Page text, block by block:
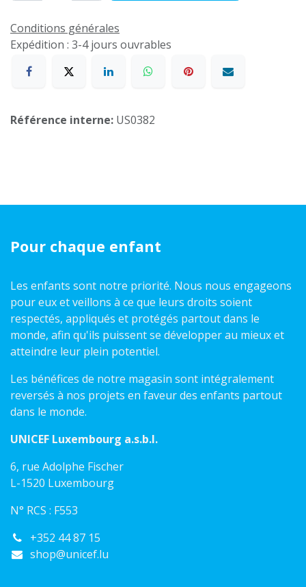
Conditions générales
Expédition : 3-4 jours ouvrables
Référence interne: US0382
Pour chaque enfant
Les enfants sont notre priorité. Nous nous engageons
pour eux et veillons à ce que leurs droits soient
respectés, appliqués et protégés partout dans le
monde, afin qu'ils puissent se développer au mieux et
atteindre leur plein potentiel.
Les bénéfices de notre magasin sont intégralement
reversés à nos projets en faveur des enfants partout
dans le monde.
UNICEF Luxembourg a.s.b.l.
6, rue Adolphe Fischer
L-1520 Luxembourg
N° RCS : F553
+352 44 87 15
shop@unicef.lu